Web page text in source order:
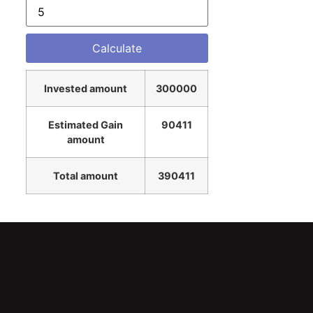
Invested amount 300000
Estimated Gain
amount
90411
Total amount 390411